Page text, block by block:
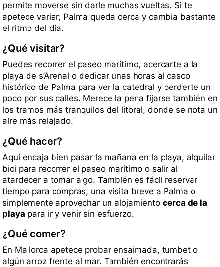
permite moverse sin darle muchas vueltas. Si te
apetece variar, Palma queda cerca y cambia bastante
el ritmo del día.
¿Qué visitar?
Puedes recorrer el paseo marítimo, acercarte a la
playa de s’Arenal o dedicar unas horas al casco
histórico de Palma para ver la catedral y perderte un
poco por sus calles. Merece la pena fijarse también en
los tramos más tranquilos del litoral, donde se nota un
aire más relajado.
¿Qué hacer?
Aquí encaja bien pasar la mañana en la playa, alquilar
bici para recorrer el paseo marítimo o salir al
atardecer a tomar algo. También es fácil reservar
tiempo para compras, una visita breve a Palma o
simplemente aprovechar un alojamiento cerca de la
playa para ir y venir sin esfuerzo.
¿Qué comer?
En Mallorca apetece probar ensaimada, tumbet o
algún arroz frente al mar. También encontrarás